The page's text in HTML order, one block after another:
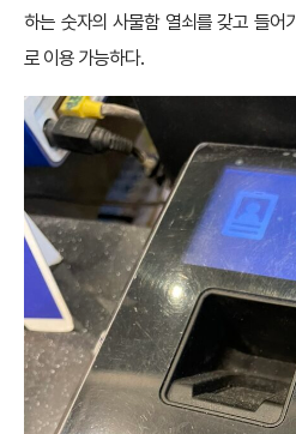
하는 숫자의 사물함 열쇠를 갖고 들어
로 이용 가능하다.